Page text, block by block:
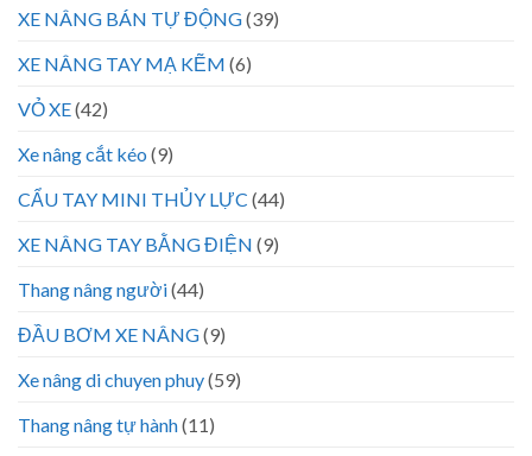
XE NÂNG BÁN TỰ ĐỘNG(39)
XE NÂNG TAY MẠ KẼM (6)
VỎ XE(42)
Xe nâng cắt kéo (9)
CẨU TAY MINI THỦY LỰC (44)
XE NÂNG TAY BẰNG ĐIỆN (9)
Thang nâng người(44)
ĐẦU BƠM XE NÂNG(9)
Xe nâng di chuyen phuy(59)
Thang nâng tự hành(11)